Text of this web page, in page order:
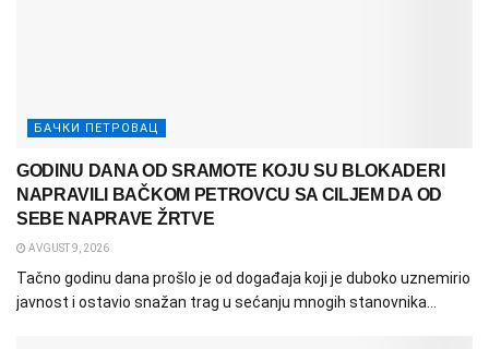
БАЧКИ ПЕТРОВАЦ
GODINU DANA OD SRAMOTE KOJU SU BLOKADERI
NAPRAVILI BAČKOM PETROVCU SA CILJEM DA OD
SEBE NAPRAVE ŽRTVE
AVGUST 9, 2026
Tačno godinu dana prošlo je od događaja koji je duboko uznemirio
javnost i ostavio snažan trag u sećanju mnogih stanovnika...